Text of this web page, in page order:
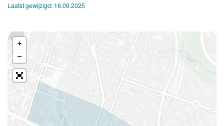
Laatst gewijzigd: 16.09.2025